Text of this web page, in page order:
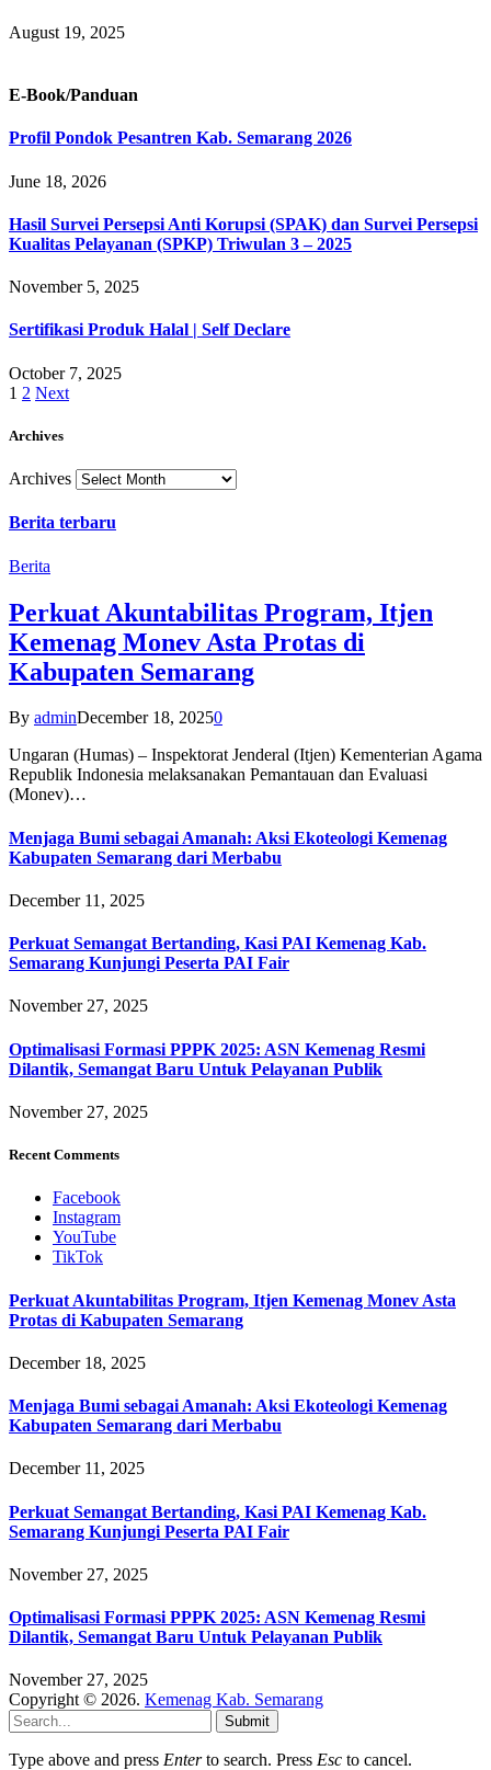
August 19, 2025
E-Book/Panduan
Profil Pondok Pesantren Kab. Semarang 2026
June 18, 2026
Hasil Survei Persepsi Anti Korupsi (SPAK) dan Survei Persepsi
Kualitas Pelayanan (SPKP) Triwulan 3 – 2025
November 5, 2025
Sertifikasi Produk Halal | Self Declare
October 7, 2025
1 2 Next
Archives
Archives
Berita terbaru
Berita
Perkuat Akuntabilitas Program, Itjen
Kemenag Monev Asta Protas di
Kabupaten Semarang
By adminDecember 18, 20250
Ungaran (Humas) – Inspektorat Jenderal (Itjen) Kementerian Agama
Republik Indonesia melaksanakan Pemantauan dan Evaluasi
(Monev)…
Menjaga Bumi sebagai Amanah: Aksi Ekoteologi Kemenag
Kabupaten Semarang dari Merbabu
December 11, 2025
Perkuat Semangat Bertanding, Kasi PAI Kemenag Kab.
Semarang Kunjungi Peserta PAI Fair
November 27, 2025
Optimalisasi Formasi PPPK 2025: ASN Kemenag Resmi
Dilantik, Semangat Baru Untuk Pelayanan Publik
November 27, 2025
Recent Comments
Facebook
Instagram
YouTube
TikTok
Perkuat Akuntabilitas Program, Itjen Kemenag Monev Asta
Protas di Kabupaten Semarang
December 18, 2025
Menjaga Bumi sebagai Amanah: Aksi Ekoteologi Kemenag
Kabupaten Semarang dari Merbabu
December 11, 2025
Perkuat Semangat Bertanding, Kasi PAI Kemenag Kab.
Semarang Kunjungi Peserta PAI Fair
November 27, 2025
Optimalisasi Formasi PPPK 2025: ASN Kemenag Resmi
Dilantik, Semangat Baru Untuk Pelayanan Publik
November 27, 2025
Copyright © 2026. Kemenag Kab. Semarang
Submit
Type above and press Enterto search. Press Esc to cancel.